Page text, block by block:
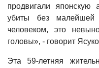
продвигали
убиты без
человеком, это
головы», - говорит
Эта 59-летняя